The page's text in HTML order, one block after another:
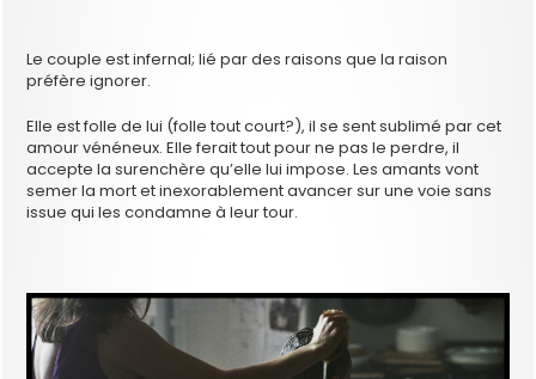
Le couple est infernal; lié par des raisons que la raison
préfère ignorer.
Elle est folle de lui (folle tout court?), il se sent sublimé par cet
amour vénéneux. Elle ferait tout pour ne pas le perdre, il
accepte la surenchère qu’elle lui impose. Les amants vont
semer la mort et inexorablement avancer sur une voie sans
issue qui les condamne à leur tour.